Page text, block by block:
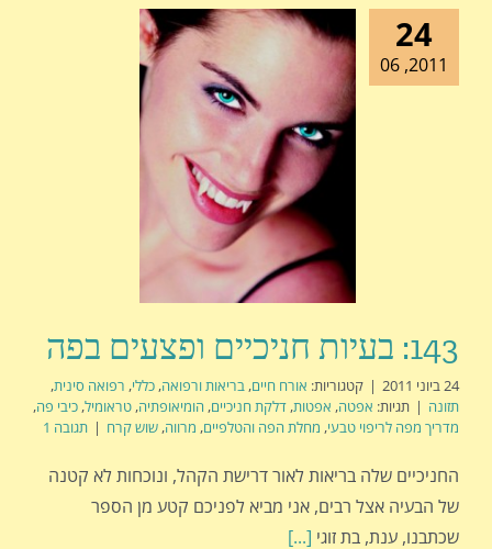
24
2011, 06
143: בעיות חניכיים ופצעים בפה
24 ביוני 2011 | קטגוריות: אורח חיים, בריאות ורפואה, כללי, רפואה סינית,
תזונה | תגיות: אפטה, אפטות, דלקת חניכיים, הומיאופתיה, טראומיל, כיבי פה,
מדריך מפה לריפוי טבעי, מחלת הפה והטלפיים, מרווה, שוש קרח | תגובה 1
החניכיים שלה בריאות לאור דרישת הקהל, ונוכחות לא קטנה
של הבעיה אצל רבים, אני מביא לפניכם קטע מן הספר
שכתבנו, ענת, בת זוגי [...]